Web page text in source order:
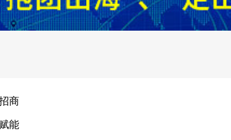
商
能